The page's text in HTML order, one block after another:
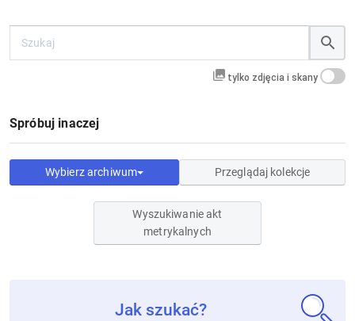
tylko zdjęcia i skany
Spróbuj inaczej
Wybierz archiwum Przeglądaj kolekcje
Wyszukiwanie akt
metrykalnych
Jak szukać?